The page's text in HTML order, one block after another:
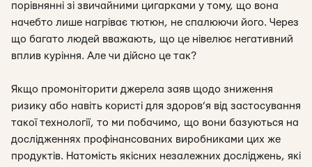
порівнянні зі звичайними цигарками у тому, що вона
начебто лише нагріває тютюн, не спалюючи його. Через
що багато людей вважають, що це нівелює негативний
вплив куріння. Але чи дійсно це так?
Якщо промоніторити джерела заяв щодо зниження
ризику або навіть користі для здоров’я від застосування
такої технології, то ми побачимо, що вони базуються на
дослідженнях профінансованих виробниками цих же
продуктів. Натомість якісних незалежних досліджень, які